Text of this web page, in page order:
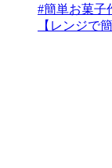
#簡単お菓子
【レンジで